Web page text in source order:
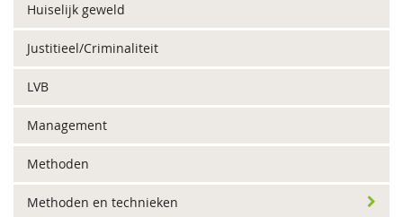
Huiselijk geweld
Justitieel/Criminaliteit
LVB
Management
Methoden
Methoden en technieken